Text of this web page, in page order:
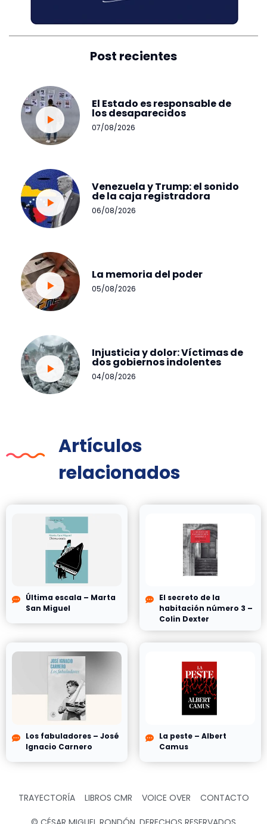
Post recientes
El Estado es responsable de
los desaparecidos
07/08/2026
Venezuela y Trump: el sonido
de la caja registradora
06/08/2026
La memoria del poder
05/08/2026
Injusticia y dolor: Víctimas de
dos gobiernos indolentes
04/08/2026
Artículos
relacionados
Última escala – Marta
San Miguel
El secreto de la
habitación número 3 –
Colin Dexter
Los fabuladores – José
Ignacio Carnero
La peste – Albert
Camus
TRAYECTORÍA LIBROS CMR VOICE OVER CONTACTO